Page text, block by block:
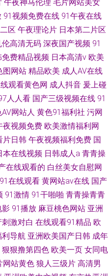
午夜神马伦理 毛片网站美女
91视频免费在线 91午夜在线
区 午夜理论片 日本第二片区
伦高清无码 深夜国产视频 91
免费精品视频 日本高清v 欧美
图网站 精品欧美 成人AV在线
观看黄色网 成人抖音 爰上碰
人人看 国产三级视频在线 91
网站人 黄色91福利社 污网
夜视频免费 欧美激情福利网
片日韩 午夜视频福利免费 国
本在线视频 日韩成人a 青青操
在线观看的 白丝美女自慰网
91在线观看 黄网站av在线 国产
91激情 91干啪啪 青青操青青
影 91播放 麻豆桃色网站 亚洲
刺激对白 在线观看91精品 欧
利导航 亚洲欧美国产日韩 成年
狠狠撸第四色 欧美一页 女同电
网站黄色 狼人三级片 高清男